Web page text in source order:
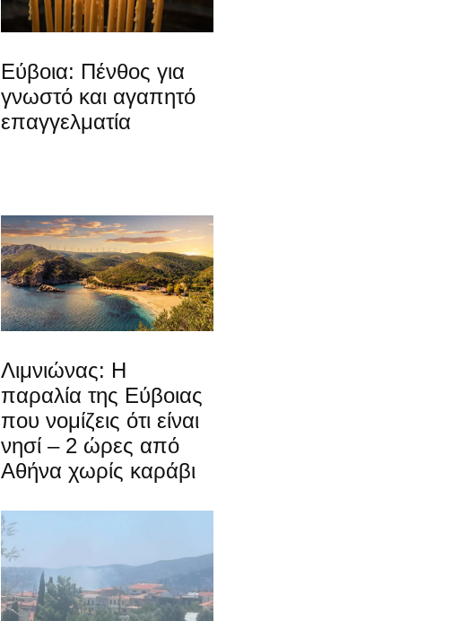
Εύβοια: Πένθος για
γνωστό και αγαπητό
επαγγελματία
Λιμνιώνας: Η
παραλία της Εύβοιας
που νομίζεις ότι είναι
νησί – 2 ώρες από
Αθήνα χωρίς καράβι